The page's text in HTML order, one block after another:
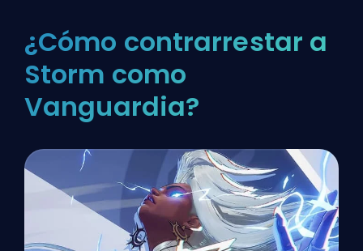
¿Cómo contrarrestar a
Storm como
Vanguardia?